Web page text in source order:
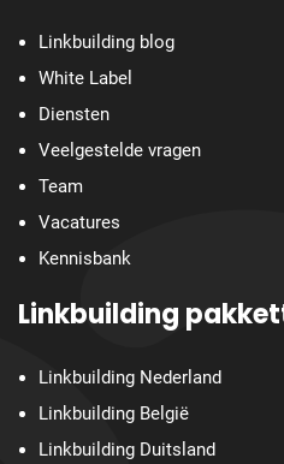
Linkbuilding blog
White Label
Diensten
Veelgestelde vragen
Team
Vacatures
Kennisbank
Linkbuilding
Linkbuilding Nederland
Linkbuilding België
Linkbuilding Duitsland